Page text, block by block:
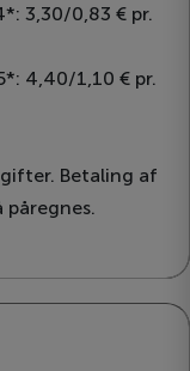
3,30/0,83 € pr.
4,40/1,10 € pr.
Betaling af